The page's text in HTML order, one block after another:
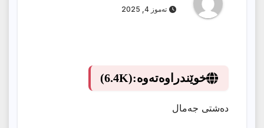
تەموز 4, 2025
خوێندراوەتەوە:(6.4K)
دەشتی جەمال